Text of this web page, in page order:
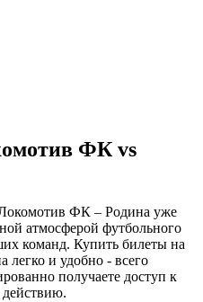
ФК vs
ФК – Родина уже
атмосферой футбольного
команд. Купить билеты на
и удобно - всего
получаете доступ к